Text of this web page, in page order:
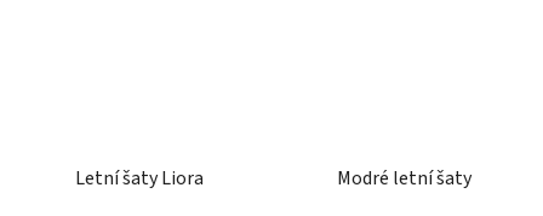
Letní šaty Liora Modré letní šaty